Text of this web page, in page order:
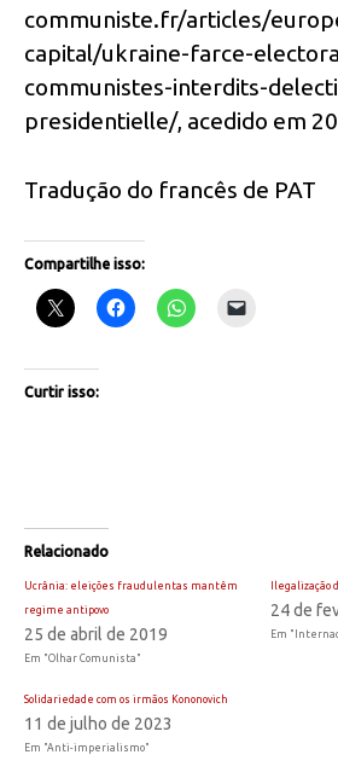
communiste.fr/articles/
capital/ukraine-farce-
communistes-interdits-
presidentielle/, acedido em
Tradução do francês de PAT
Compartilhe isso:
Curtir isso:
Relacionado
Ucrânia: eleições fraudulentas mantêm
regime antipovo
25 de abril de 2019
Em "Olhar Comunista"
Ilegalização
24 de
Em
Solidariedade com os irmãos Kononovich
11 de julho de 2023
Em "Anti-imperialismo"